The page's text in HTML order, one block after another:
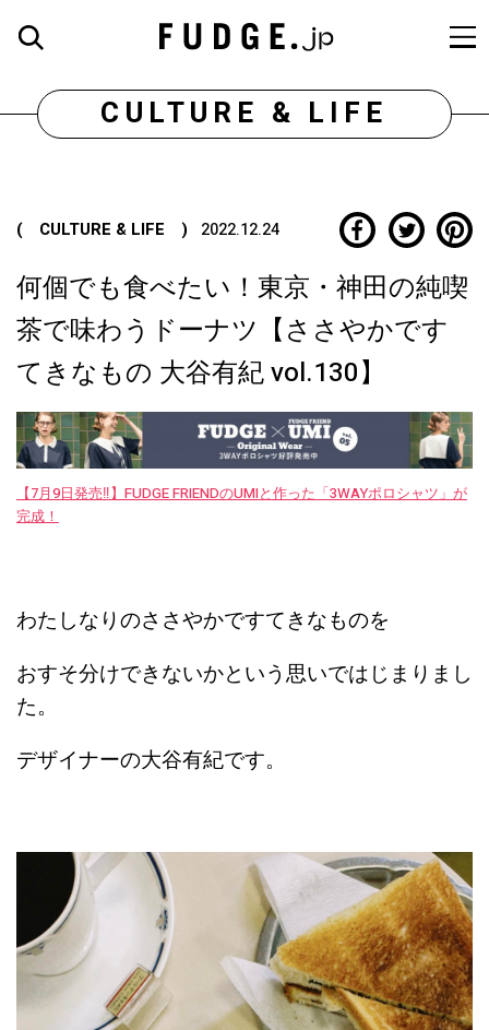
CULTURE & LIFE
( CULTURE & LIFE ) 2022.12.24
何個でも食べたい！東京・神田の純喫
茶で味わうドーナツ【ささやかです
てきなもの 大谷有紀 vol.130】
【7月9日発売‼︎】FUDGE FRIENDのUMIと作った「3WAYポロシャツ」が
完成！
わたしなりのささやかですてきなものを
おすそ分けできないかという思いではじまりまし
た。
デザイナーの大谷有紀です。